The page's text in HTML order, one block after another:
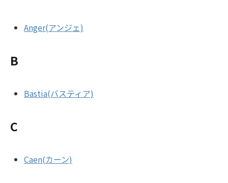
Anger(アンジェ)
B
Bastia(バスティア)
C
Caen(カーン)